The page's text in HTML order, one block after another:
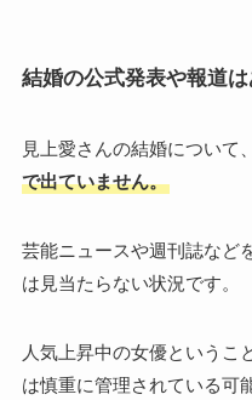
結婚の公式発表や報道は
見上愛さんの結婚について、
で出ていません。
芸能ニュースや週刊誌など
は見当たらない状況です。
人気上昇中の女優というこ
は慎重に管理されている可